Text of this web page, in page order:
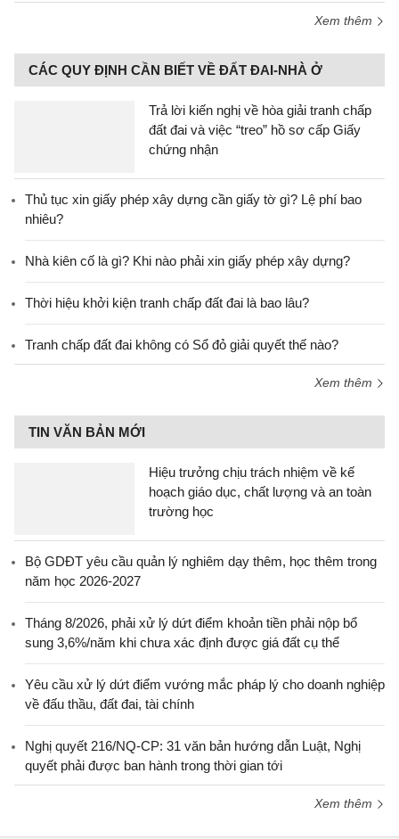
Xem thêm
CÁC QUY ĐỊNH CẦN BIẾT VỀ ĐẤT ĐAI-NHÀ Ở
Trả lời kiến nghị về hòa giải tranh chấp
đất đai và việc “treo” hồ sơ cấp Giấy
chứng nhận
Thủ tục xin giấy phép xây dựng cần giấy tờ gì? Lệ phí bao
nhiêu?
Nhà kiên cố là gì? Khi nào phải xin giấy phép xây dựng?
Thời hiệu khởi kiện tranh chấp đất đai là bao lâu?
Tranh chấp đất đai không có Sổ đỏ giải quyết thế nào?
Xem thêm
TIN VĂN BẢN MỚI
Hiệu trưởng chịu trách nhiệm về kế
hoạch giáo dục, chất lượng và an toàn
trường học
Bộ GDĐT yêu cầu quản lý nghiêm dạy thêm, học thêm trong
năm học 2026-2027
Tháng 8/2026, phải xử lý dứt điểm khoản tiền phải nộp bổ
sung 3,6%/năm khi chưa xác định được giá đất cụ thể
Yêu cầu xử lý dứt điểm vướng mắc pháp lý cho doanh nghiệp
về đấu thầu, đất đai, tài chính
Nghị quyết 216/NQ-CP: 31 văn bản hướng dẫn Luật, Nghị
quyết phải được ban hành trong thời gian tới
Xem thêm